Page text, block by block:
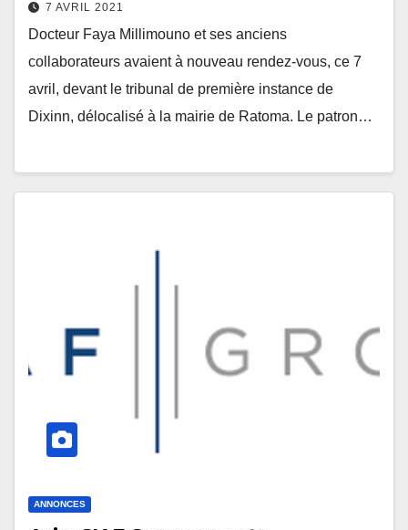
7 AVRIL 2021
Docteur Faya Millimouno et ses anciens
collaborateurs avaient à nouveau rendez-vous, ce 7
avril, devant le tribunal de première instance de
Dixinn, délocalisé à la mairie de Ratoma. Le patron…
ANNONCES